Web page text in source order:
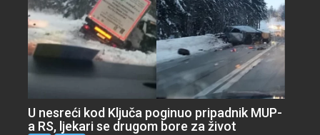
U nesreći kod Ključa poginuo pripadnik MUP-
a RS, ljekari se drugom bore za život